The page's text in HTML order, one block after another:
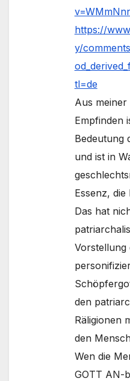
https://
y/
tl=de
Aus
Empfinden
Bedeutung
und ist in
Essenz,
Das hat
Vorstellung
den
Räligionen
den
Wen die
GOTT AN-